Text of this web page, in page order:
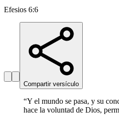
Efesios 6:6
Compartir versículo
“Y el mundo se pasa, y su
hace la voluntad de Dios,